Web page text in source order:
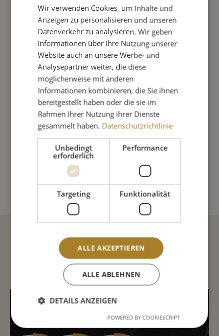
hohe Akzeptanz
eiweißreich
ohneAnteil von Knochen oder Innereien
5,70 €
Inkl. 7% MwSt. zzgl. Versandkosten
Sofort lieferbarLieferung in 1-3 Tage
Produkt Anzahl: Gib den
IN DEN WARENKORB
Beschreibung
INHALTSSTOFFE
Wir verwenden Cookies, um Inhalte und
Anzeigen zu personalisieren und unseren
Datenverkehr zu analysieren. Wir geben
Informationen über Ihre Nutzung unserer
Website auch an unsere Werbe- und
Analysepartner weiter, die diese
möglicherweise mit anderen
Informationen kombinieren, die Sie ihnen
bereitgestellt haben oder die sie im
Rahmen Ihrer Nutzung ihrer Dienste
gesammelt haben. Datenschutzrichtlinie
Unbedingt
erforderlich
Performance
Targeting Funktionalität
ALLE AKZEPTIEREN
ALLE ABLEHNEN
DETAILS ANZEIGEN
POWERED BY COOKIESCRIPT